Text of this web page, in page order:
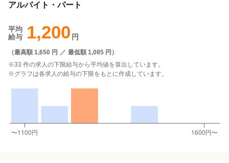
アルバイト・パート
平均
給与
1,200 円
（最高額 1,650 円 ／ 最低額 1,085 円 ）
※33 件の求人の下限給与から平均値を算出しています。
※グラフは各求人の給与の下限をもとに作成しています。